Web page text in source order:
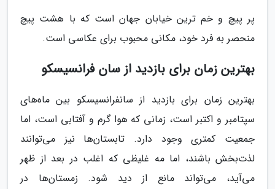
پر پیچ و خم ترین خیابان جهان است که با هشت پیچ
منحصر به فرد خود، مکانی محبوب برای عکاسی است.
بهترین زمان برای بازدید از سان فرانسیسکو
بهترین زمان برای بازدید از سانفرانسیسکو بین ماه‌های
سپتامبر و اکتبر است، زمانی که هوا گرم و آفتابی است، اما
جمعیت کمتری وجود دارد. تابستان‌ها نیز می‌توانند
لذت‌بخش باشند، اما مه غلیظی که اغلب در بعد از ظهر
می‌آید، می‌تواند مانع از دید شود. زمستان‌ها در